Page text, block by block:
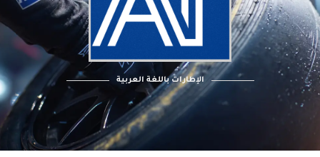
الإطارات باللغة العربية